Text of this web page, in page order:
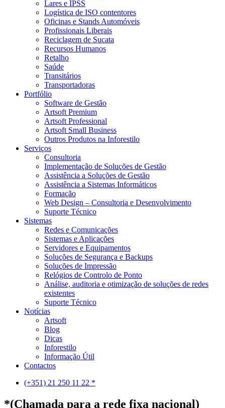
Lares e IPSS
Logística de ISO contentores
Oficinas e Stands Automóveis
Profissionais Liberais
Reciclagem de Sucata
Recursos Humanos
Retalho
Saúde
Transitários
Transportadoras
Portfólio
Software de Gestão
Artsoft Premium
Artsoft Professional
Artsoft Small Business
Outros Produtos na Inforestilo
Serviços
Consultoria
Implementação de Soluções de Gestão
Assistência a Soluções de Gestão
Assistência a Sistemas Informáticos
Formação
Web Design – Consultoria e Desenvolvimento
Suporte Técnico
Sistemas
Redes e Comunicações
Sistemas e Aplicações
Servidores e Equipamentos
Soluções de Segurança e Backups
Soluções de Impressão
Relógios de Controlo de Ponto
Análise, auditoria e otimização de soluções de redes
existentes
Suporte Técnico
Notícias
Artsoft
Blog
Dicas
Inforestilo
Informação Útil
Contactos
(+351) 21 250 11 22 *
*(Chamada para a rede fixa nacional)